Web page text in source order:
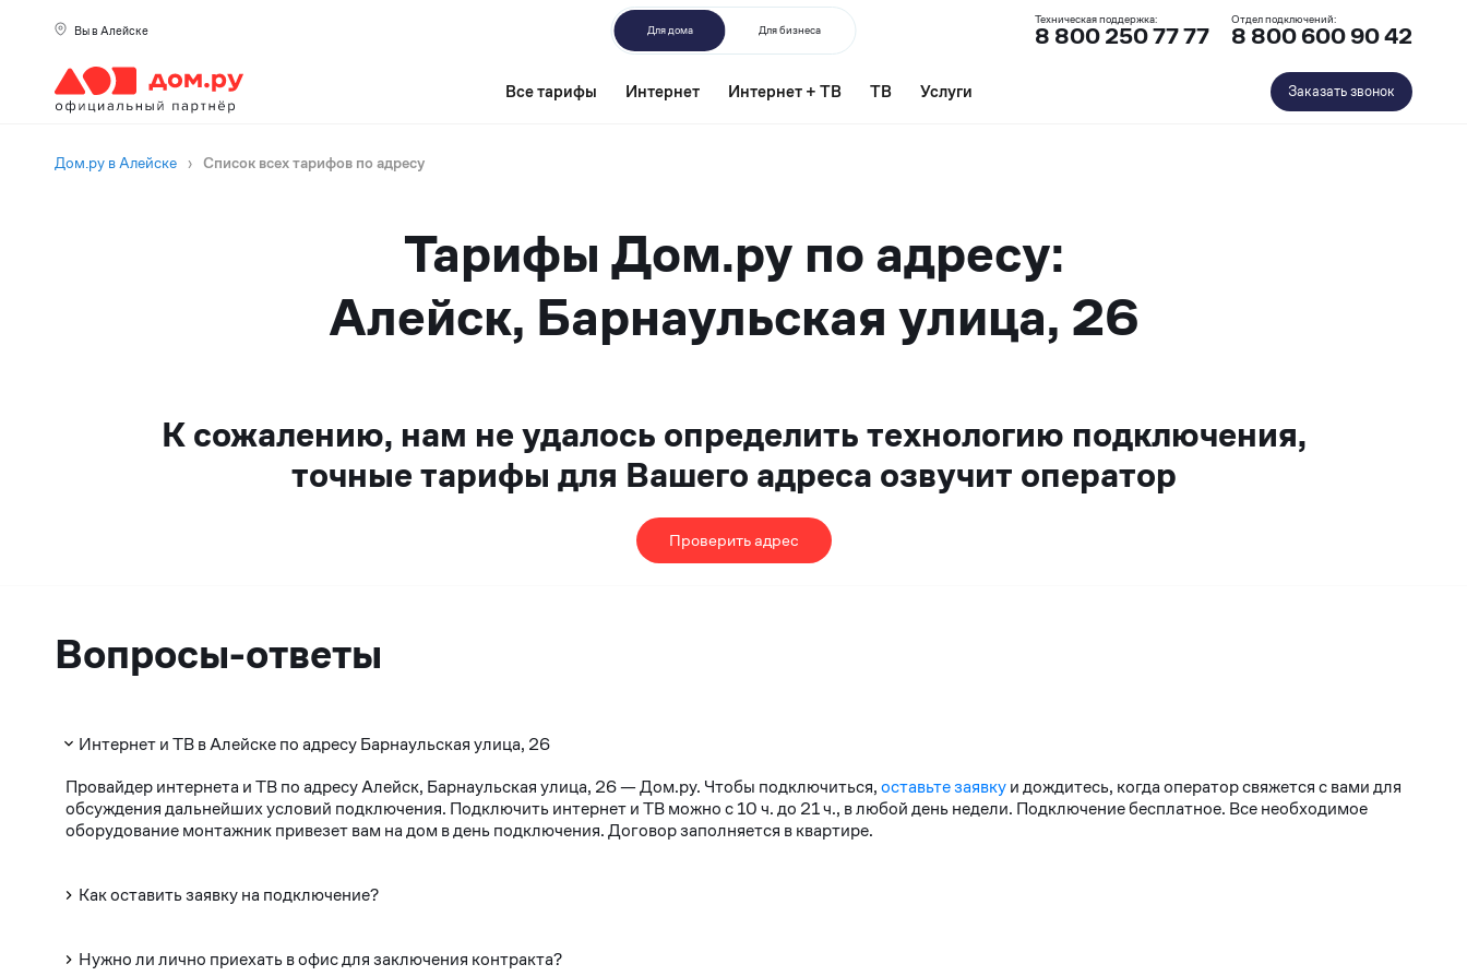
Вы в Алейске Для дома Для бизнеса
Техническая поддержка:
8 800 250 77 77
Отдел подключений:
8 800 600 90 42
Все тарифы Интернет Интернет + ТВ ТВ Услуги Заказать звонок
Дом.ру в Алейске › Список всех тарифов по адресу
Тарифы Дом.ру по адресу:
Алейск, Барнаульская улица, 26
К сожалению, нам не удалось определить технологию подключения,
точные тарифы для Вашего адреса озвучит оператор
Проверить адрес
Вопросы-ответы
Интернет и ТВ в Алейске по адресу Барнаульская улица, 26
Провайдер интернета и ТВ по адресу Алейск, Барнаульская улица, 26 — Дом.ру. Чтобы подключиться,оставьте заявкуи дождитесь, когда оператор свяжется с вами для
обсуждения дальнейших условий подключения. Подключить интернет и ТВ можно с 10 ч. до 21 ч., в любой день недели. Подключение бесплатное. Все необходимое
оборудование монтажник привезет вам на дом в день подключения. Договор заполняется в квартире.
Как оставить заявку на подключение?
Нужно ли лично приехать в офис для заключения контракта?